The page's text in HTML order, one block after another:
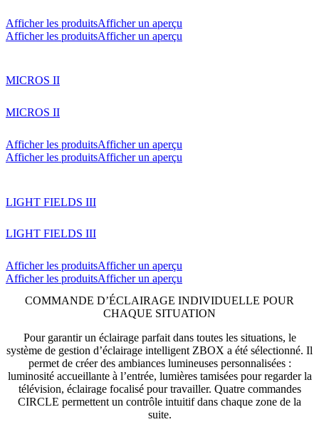
Afficher les produitsAfficher un aperçu
Afficher les produitsAfficher un aperçu
MICROS II
MICROS II
Afficher les produitsAfficher un aperçu
Afficher les produitsAfficher un aperçu
LIGHT FIELDS III
LIGHT FIELDS III
Afficher les produitsAfficher un aperçu
Afficher les produitsAfficher un aperçu
COMMANDE D’ÉCLAIRAGE INDIVIDUELLE POUR
CHAQUE SITUATION
Pour garantir un éclairage parfait dans toutes les situations, le
système de gestion d’éclairage intelligent ZBOX a été sélectionné. Il
permet de créer des ambiances lumineuses personnalisées :
luminosité accueillante à l’entrée, lumières tamisées pour regarder la
télévision, éclairage focalisé pour travailler. Quatre commandes
CIRCLE permettent un contrôle intuitif dans chaque zone de la
suite.